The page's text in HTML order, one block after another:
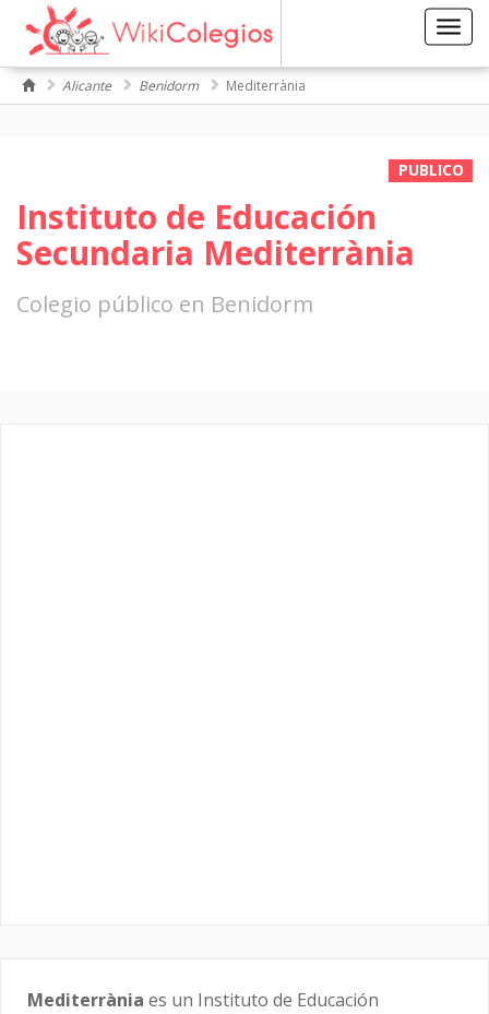
Alicante Benidorm Mediterrània
PUBLICO
Instituto de Educación
Secundaria Mediterrània
Colegio público en Benidorm
Mediterrània es un Instituto de Educación